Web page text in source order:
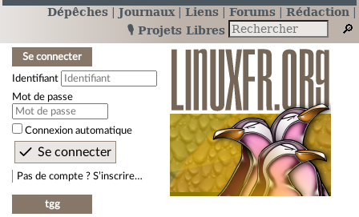
Dépêches Journaux Liens Forums
Rédaction
🎙️ Projets Libres
Se connecter
Identifiant
Mot de passe
Connexion automatique
Pas de compte ? S’inscrire…
tgg